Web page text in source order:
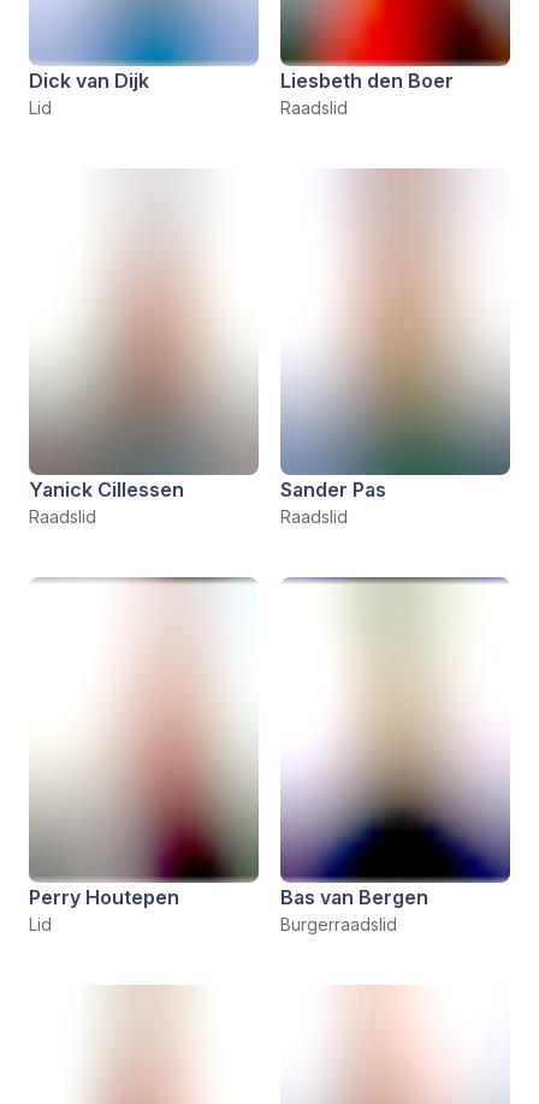
Dick van Dijk
Lid
Liesbeth den Boer
Raadslid
Yanick Cillessen
Raadslid
Sander Pas
Raadslid
Perry Houtepen
Lid
Bas van Bergen
Burgerraadslid